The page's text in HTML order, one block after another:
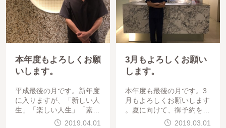
本年度もよろしくお願
いします。
平成最後の月です。新年度
に入りますが、「新しい人
生」「楽しい人生」「素敵
な人生」のお手伝いをさせ
2019.04.01
3月もよろしくお願い
します。
本年度も最後の月です。3
月もよろしくお願いします
。夏に向けて、御予約を沢
山頂いております。是非お
2019.03.01